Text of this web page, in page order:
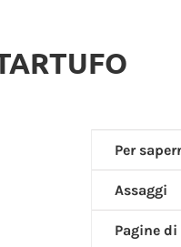
Per
Assaggi
Pagine